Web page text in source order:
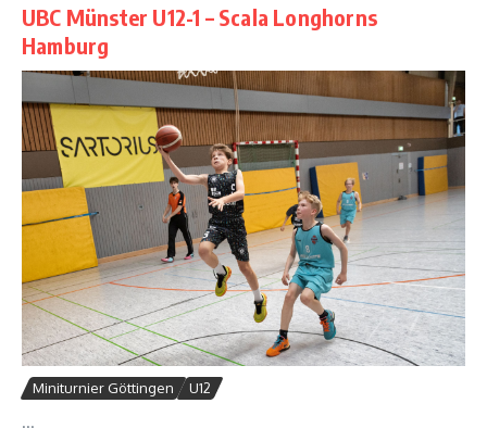
UBC Münster U12-1 – Scala Longhorns
Hamburg
Miniturnier Göttingen U12
...